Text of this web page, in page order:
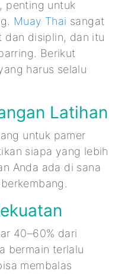
penting untuk
Muay Thai sangat
dan disiplin, dan itu
Berikut
harus selalu
Latihan
untuk pamer
siapa yang lebih
Anda ada di sana
40–60% dari
bermain terlalu
membalas